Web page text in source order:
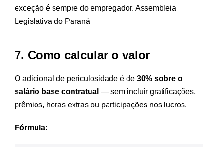
exceção é sempre do empregador. Assembleia
Legislativa do Paraná
7. Como calcular o valor
O adicional de periculosidade é de 30% sobre o
salário base contratual — sem incluir gratificações,
prêmios, horas extras ou participações nos lucros.
Fórmula: